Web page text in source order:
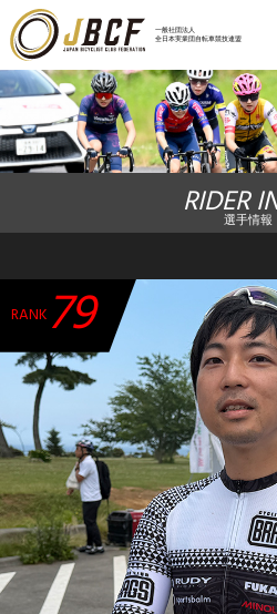
一般社団法人
全日本実業団自転車競技連盟
ニュ
レース
ランキ
チーム
競技ガ
加盟・
エント
JBCF ROAD
RIDER
選手情報
RANK 79